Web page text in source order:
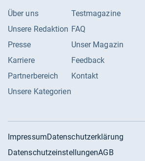
Über uns
Unsere Redaktion
Presse
Karriere
Partnerbereich
Unsere Kategorien
Testmagazine
FAQ
Unser Magazin
Feedback
Kontakt
ImpressumDatenschutzerklärung
DatenschutzeinstellungenAGB